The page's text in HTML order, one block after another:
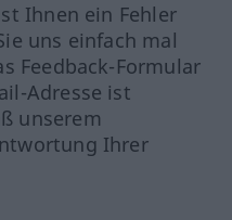
Ihnen ein Fehler
uns einfach mal
Feedback-Formular
Adresse ist
unserem
Ihrer